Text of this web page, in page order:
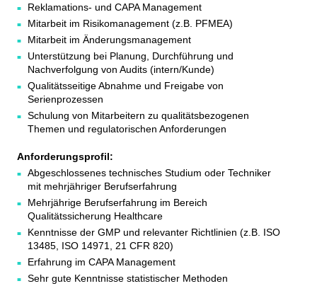
Reklamations- und CAPA Management
Mitarbeit im Risikomanagement (z.B. PFMEA)
Mitarbeit im Änderungsmanagement
Unterstützung bei Planung, Durchführung und
Nachverfolgung von Audits (intern/Kunde)
Qualitätsseitige Abnahme und Freigabe von
Serienprozessen
Schulung von Mitarbeitern zu qualitätsbezogenen
Themen und regulatorischen Anforderungen
Anforderungsprofil:
Abgeschlossenes technisches Studium oder Techniker
mit mehrjähriger Berufserfahrung
Mehrjährige Berufserfahrung im Bereich
Qualitätssicherung Healthcare
Kenntnisse der GMP und relevanter Richtlinien (z.B. ISO
13485, ISO 14971, 21 CFR 820)
Erfahrung im CAPA Management
Sehr gute Kenntnisse statistischer Methoden